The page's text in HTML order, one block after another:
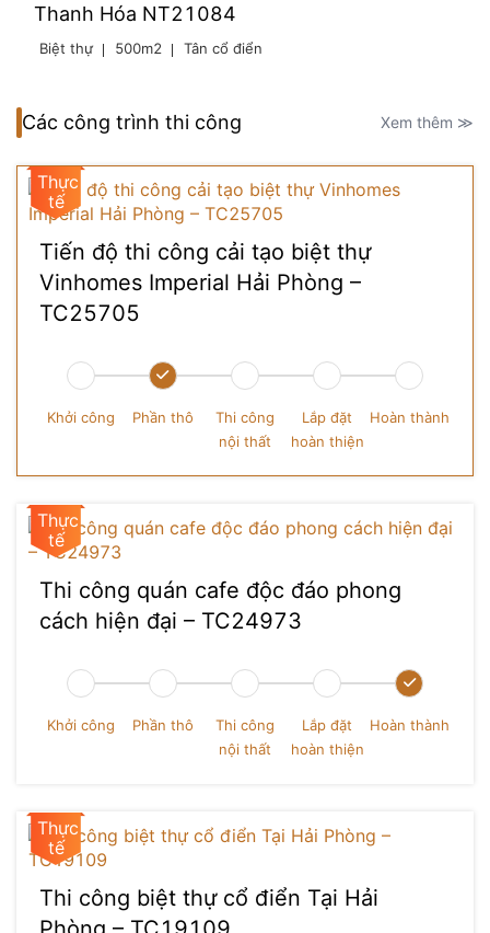
Thanh Hóa NT21084
Biệt thự 500m2 Tân cổ điển
Các công trình thi công Xem thêm ≫
Tiến độ thi công cải tạo biệt thự
Vinhomes Imperial Hải Phòng –
TC25705
Khởi công Phần thô
Thi công
nội thất
Lắp đặt
hoàn thiện
Hoàn thành
Thi công quán cafe độc đáo phong
cách hiện đại – TC24973
Khởi công Phần thô
Thi công
nội thất
Lắp đặt
hoàn thiện
Hoàn thành
Thi công biệt thự cổ điển Tại Hải